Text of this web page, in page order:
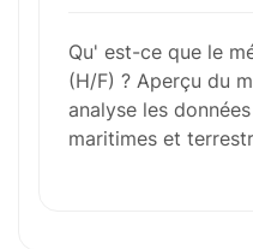
Qu' est-ce que le
(H/F) ? Aperçu du
analyse les
maritimes et